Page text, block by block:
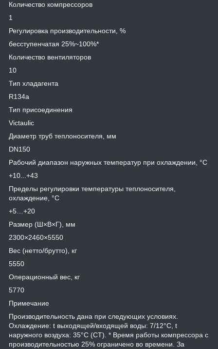
Количество компрессоров
1
Регулировка производительности, %
бесступенчатая 25%~100%*
Количество вентиляторов
10
Тип хладагента
R134a
Тип присоединения
Victaulic
Диаметр труб теплоносителя, мм
DN150
Рабочий диапазон наружных температур при охлаждении, °C
+10...+43
Пределы регулировки температуры теплоносителя,
охлаждение, °C
+5…+20
Размер (Ш×В×Г), мм
2300×2460×5550
Вес (нетто/брутто), кг
5550
Операционный вес, кг
5770
Примечание
Производительность дана при следующих условиях.
Охлаждение: t выходящей/входящей воды: 7/12°С, t
наружного воздуха: 35°С (СТ). * Время работы компрессора с
производительностью 25% ограничено во времени. За